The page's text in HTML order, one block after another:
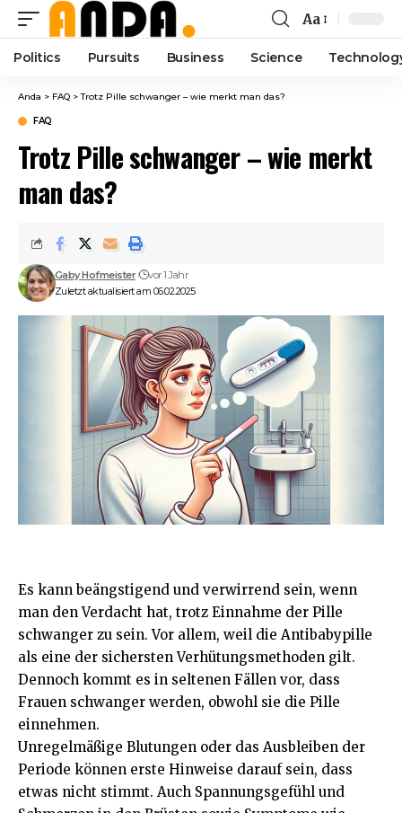
Font
Resizer
Aa
Politics Pursuits Business Science
Anda > FAQ >Trotz Pille schwanger – wie merkt man das?
FAQ
Trotz Pille schwanger – wie merkt
man das?
Zuletzt aktualisiert am 06.02.2025
Gaby Hofmeister vor 1 Jahr
Es kann beängstigend und verwirrend sein, wenn
man den Verdacht hat, trotz Einnahme der Pille
schwanger zu sein. Vor allem, weil die Antibabypille
als eine der sichersten Verhütungsmethoden gilt.
Dennoch kommt es in seltenen Fällen vor, dass
Frauen schwanger werden, obwohl sie die Pille
einnehmen.
Unregelmäßige Blutungen oder das Ausbleiben der
Periode können erste Hinweise darauf sein, dass
etwas nicht stimmt. Auch Spannungsgefühl und